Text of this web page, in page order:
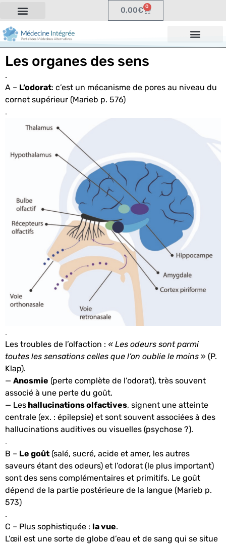
0,00€ 0
Les organes des sens
.
A – L’odorat: c’est un mécanisme de pores au niveau du
cornet supérieur (Marieb p. 576)
.
.
Les troubles de l’olfaction : « Les odeurs sont parmi
toutes les sensations celles que l’on oublie le moins » (P.
Klap).
— Anosmie (perte complète de l’odorat), très souvent
associé à une perte du goût.
— Les hallucinations olfactives, signent une atteinte
centrale (ex. : épilepsie) et sont souvent associées à des
hallucinations auditives ou visuelles (psychose ?).
.
B – Le goût (salé, sucré, acide et amer, les autres
saveurs étant des odeurs) et l’odorat (le plus important)
sont des sens complémentaires et primitifs. Le goût
dépend de la partie postérieure de la langue (Marieb p.
573)
.
C – Plus sophistiquée : la vue.
L’œil est une sorte de globe d’eau et de sang qui se situe